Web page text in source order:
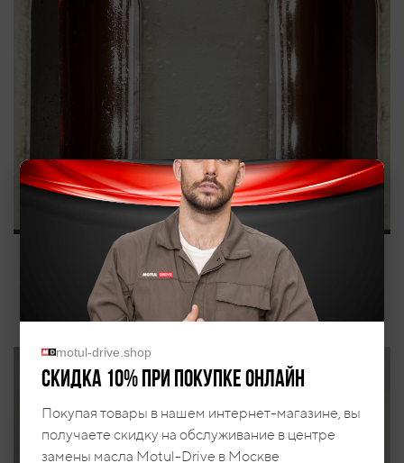
во время:
motul-drive.shop
Скидка 10% при покупке онлайн
Покупая товары в нашем интернет-магазине, вы
получаете скидку на обслуживание в центре
замены масла Motul-Drive в Москве